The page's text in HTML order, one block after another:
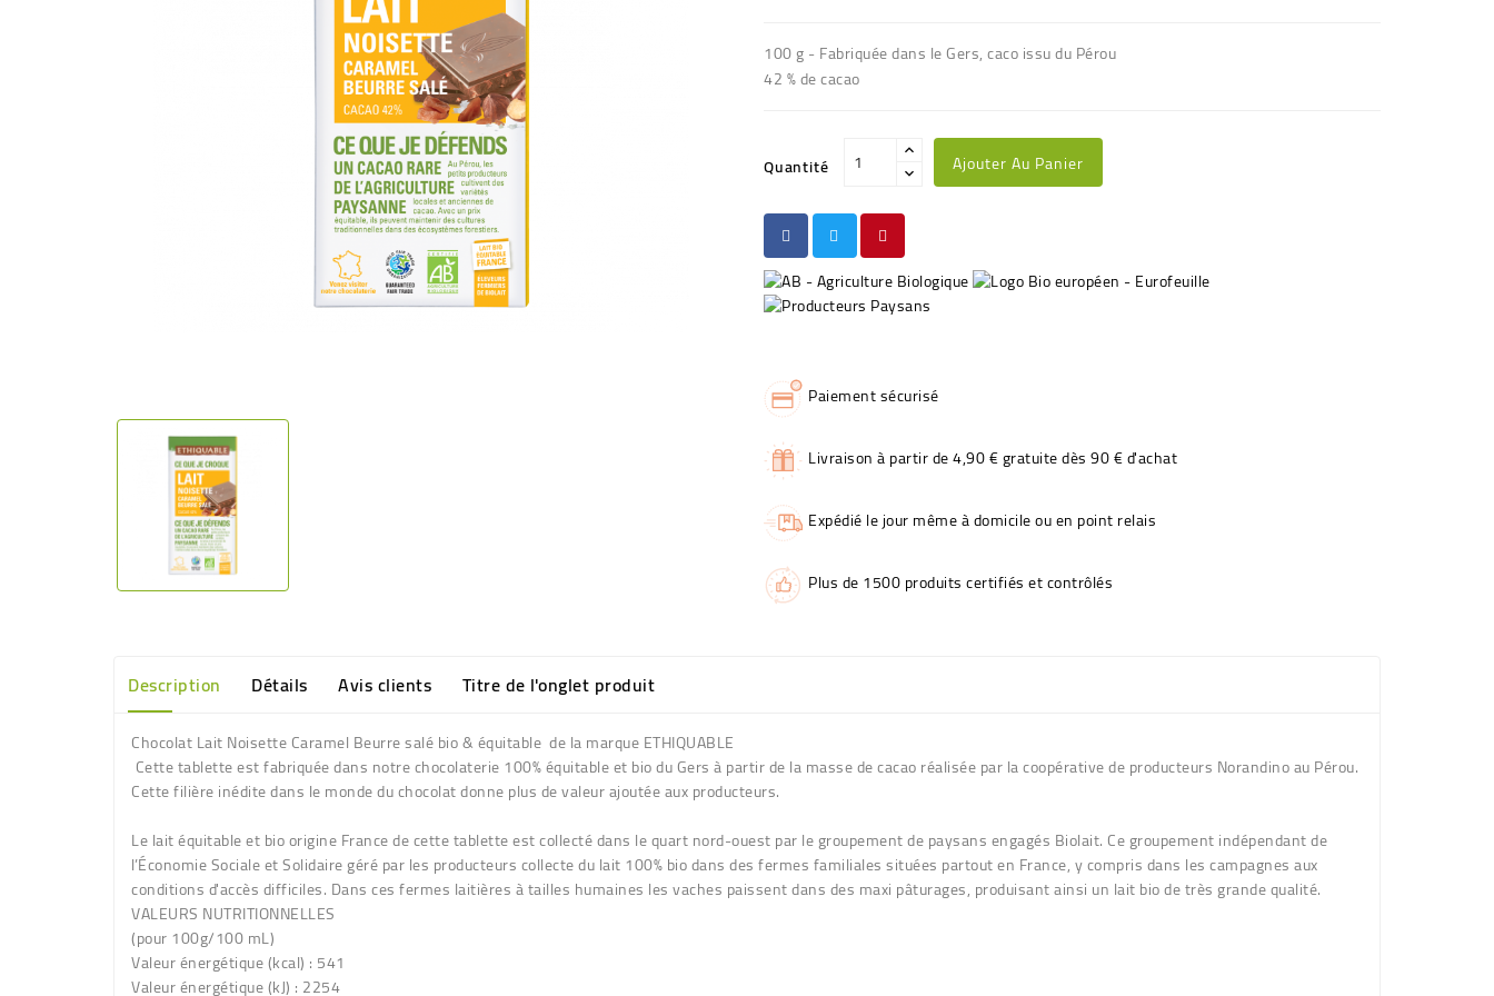
100 g - Fabriquée dans le Gers, caco issu du Pérou
42 % de cacao
Quantité Ajouter Au Panier
Paiement sécurisé
Livraison à partir de 4,90 € gratuite dès 90 € d'achat
Expédié le jour même à domicile ou en point relais
Plus de 1500 produits certifiés et contrôlés
Description Détails Avis clients Titre de l'onglet produit
Chocolat Lait Noisette Caramel Beurre salé bio & équitable de la marque ETHIQUABLE
Cette tablette est fabriquée dans notre chocolaterie 100% équitable et bio du Gers à partir de la masse de cacao réalisée par la coopérative de producteurs Norandino au Pérou.
Cette filière inédite dans le monde du chocolat donne plus de valeur ajoutée aux producteurs.
Le lait équitable et bio origine France de cette tablette est collecté dans le quart nord-ouest par le groupement de paysans engagés Biolait. Ce groupement indépendant de
l’Économie Sociale et Solidaire géré par les producteurs collecte du lait 100% bio dans des fermes familiales situées partout en France, y compris dans les campagnes aux
conditions d'accès difficiles. Dans ces fermes laitières à tailles humaines les vaches paissent dans des maxi pâturages, produisant ainsi un lait bio de très grande qualité.
VALEURS NUTRITIONNELLES
(pour 100g/100 mL)
Valeur énergétique (kcal) : 541
Valeur énergétique (kJ) : 2254